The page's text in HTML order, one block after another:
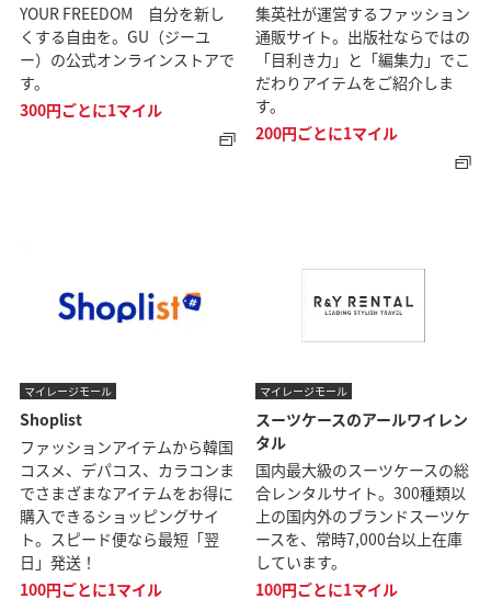
YOUR FREEDOM 自分を新し
くする自由を。GU（ジーユ
ー）の公式オンラインストアで
す。
300円ごとに1マイル
集英社が運営するファッション
通販サイト。出版社ならではの
「目利き力」と「編集力」でこ
だわりアイテムをご紹介しま
す。
200円ごとに1マイル
マイレージモール
Shoplist
ファッションアイテムから韓国
コスメ、デパコス、カラコンま
でさまざまなアイテムをお得に
購入できるショッピングサイ
ト。スピード便なら最短「翌
日」発送！
100円ごとに1マイル
マイレージモール
スーツケースのアールワイレン
タル
国内最大級のスーツケースの総
合レンタルサイト。300種類以
上の国内外のブランドスーツケ
ースを、常時7,000台以上在庫
しています。
100円ごとに1マイル